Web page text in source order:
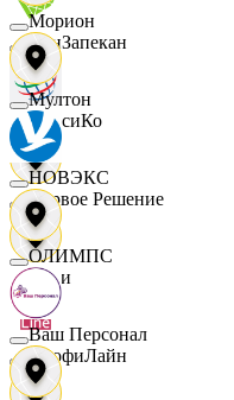
ПанЗапекан
ПепсиКо
Первое Решение
Пери
ПрофиЛайн
Морион
Мултон
НОВЭКС
ОЛИМПС
Ваш Персонал